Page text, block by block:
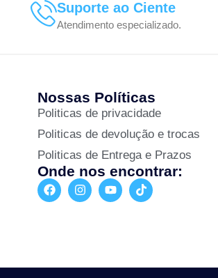
Suporte ao Ciente
Atendimento especializado.
Nossas Políticas
Politicas de privacidade
Politicas de devolução e trocas
Politicas de Entrega e Prazos
Onde nos encontrar: